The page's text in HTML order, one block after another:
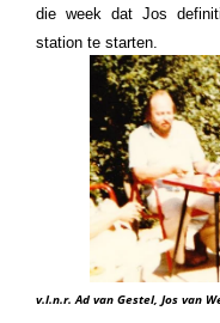
die week dat Jos
station te starten.
v.l.n.r. Ad van Gestel, Jos van